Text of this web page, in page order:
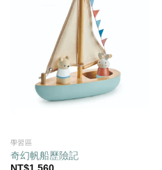
學習區
奇幻帆船歷險記